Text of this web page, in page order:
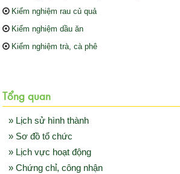
Kiểm nghiệm rau củ quả
Kiểm nghiệm dầu ăn
Kiểm nghiệm trà, cà phê
Tổng quan
» Lịch sử hình thành
» Sơ đồ tổ chức
» Lịch vực hoạt động
» Chứng chỉ, công nhận